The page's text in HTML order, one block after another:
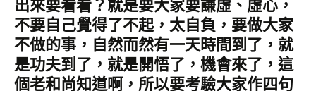
出來要看看？就是要大家要謙虛、虛心，
不要自己覺得了不起，太自負，要做大家
不做的事，自然而然有一天時間到了，就
是功夫到了，就是開悟了，機會來了，這
個老和尚知道啊，所以要考驗大家作四句